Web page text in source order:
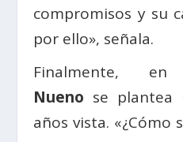
compromisos y su
por ello», señala.
Finalmente, en
Nueno se plantea
años vista. «¿Cómo